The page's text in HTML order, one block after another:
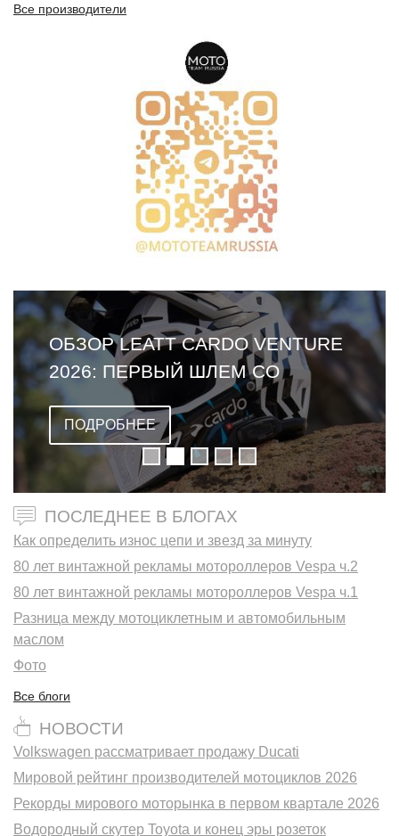
Все производители
ОБЗОР LEATT CARDO VENTURE
2026: ПЕРВЫЙ ШЛЕМ СО
ВСТРОЕННОЙ ГАРНИТУРОЙ
ПОДРОБНЕЕ
ПОСЛЕДНЕЕ В БЛОГАХ
Как определить износ цепи и звезд за минуту
80 лет винтажной рекламы мотороллеров Vespa ч.2
80 лет винтажной рекламы мотороллеров Vespa ч.1
Разница между мотоциклетным и автомобильным
маслом
Фото
Все блоги
НОВОСТИ
Volkswagen рассматривает продажу Ducati
Мировой рейтинг производителей мотоциклов 2026
Рекорды мирового моторынка в первом квартале 2026
Водородный скутер Toyota и конец эры розеток